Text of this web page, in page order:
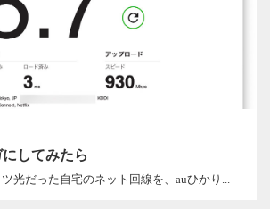
してみたら
光だった自宅のネット回線を、auひかり...